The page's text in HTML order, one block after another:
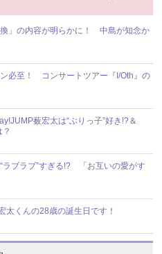
」の内容が明らかに！ 中島が知念か
必至！ コンサートツアー『I/Oth』の
薮宏太は“ぶりっ子”好き!?＆
ラブラブ”すぎる!? 「お互いの愛がす
太くんの28歳の誕生日です！